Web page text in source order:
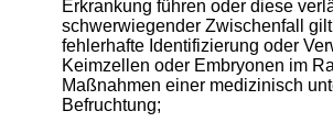
Erkrankung führen oder diese
schwerwiegender Zwischenfall
fehlerhafte Identifizierung oder
Keimzellen oder Embryonen im
Maßnahmen einer medizinisch
Befruchtung;